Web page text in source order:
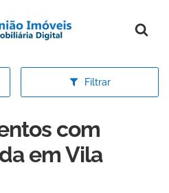
Filtrar
com
em Vila